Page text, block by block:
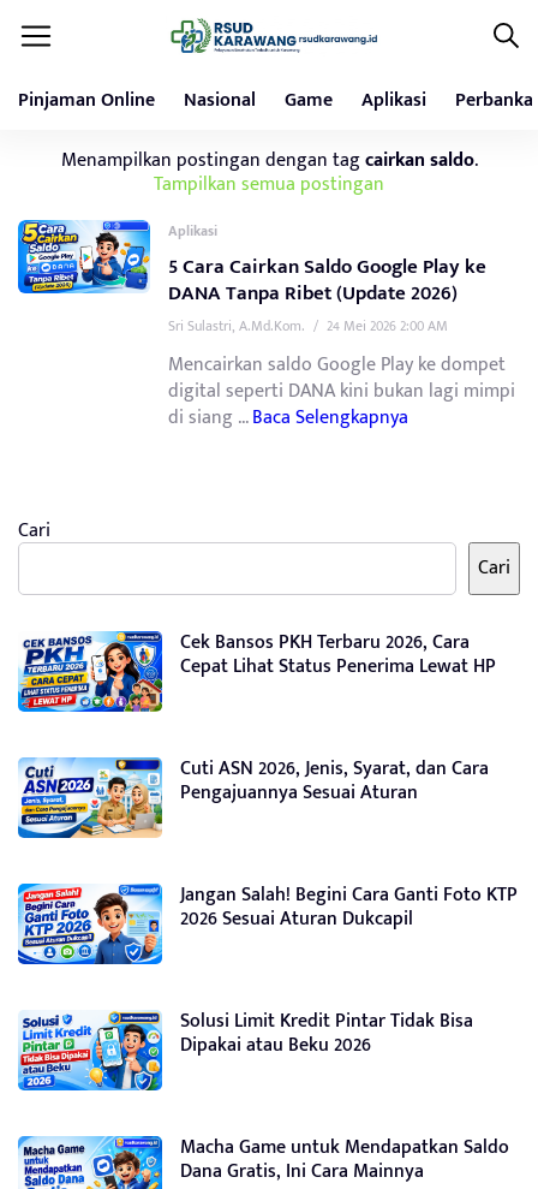
Pinjaman Online Nasional Game Aplikasi
Menampilkan postingan dengan tagcairkan saldo.
Tampilkan semua postingan
Aplikasi
5 Cara Cairkan Saldo Google Play ke
DANA Tanpa Ribet (Update 2026)
Sri Sulastri, A.Md.Kom. / 24 Mei 2026 2:00 AM
Mencairkan saldo Google Play ke dompet
digital seperti DANA kini bukan lagi mimpi
di siang ...Baca Selengkapnya
Cari
Cari
Cek Bansos PKH Terbaru 2026, Cara
Cepat Lihat Status Penerima Lewat HP
Cuti ASN 2026, Jenis, Syarat, dan Cara
Pengajuannya Sesuai Aturan
Jangan Salah! Begini Cara Ganti Foto KTP
2026 Sesuai Aturan Dukcapil
Solusi Limit Kredit Pintar Tidak Bisa
Dipakai atau Beku 2026
Macha Game untuk Mendapatkan Saldo
Dana Gratis, Ini Cara Mainnya